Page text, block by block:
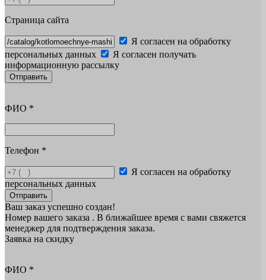
Страница сайта
Я согласен на обработку
персональных данных
Я согласен получать
информационную рассылку
Отправить
ФИО *
Телефон *
Я согласен на обработку
персональных данных
Отправить
Ваш заказ успешно создан!
Номер вашего заказа . В ближайшее время с вами свяжется
менеджер для подтверждения заказа.
Заявка на скидку
ФИО *